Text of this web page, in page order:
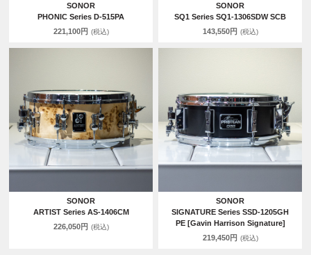
SONOR
PHONIC Series D-515PA
221,100円 (税込)
SONOR
SQ1 Series SQ1-1306SDW SCB
143,550円 (税込)
SONOR
ARTIST Series AS-1406CM
226,050円 (税込)
SONOR
SIGNATURE Series SSD-1205GH
PE [Gavin Harrison Signature]
219,450円 (税込)